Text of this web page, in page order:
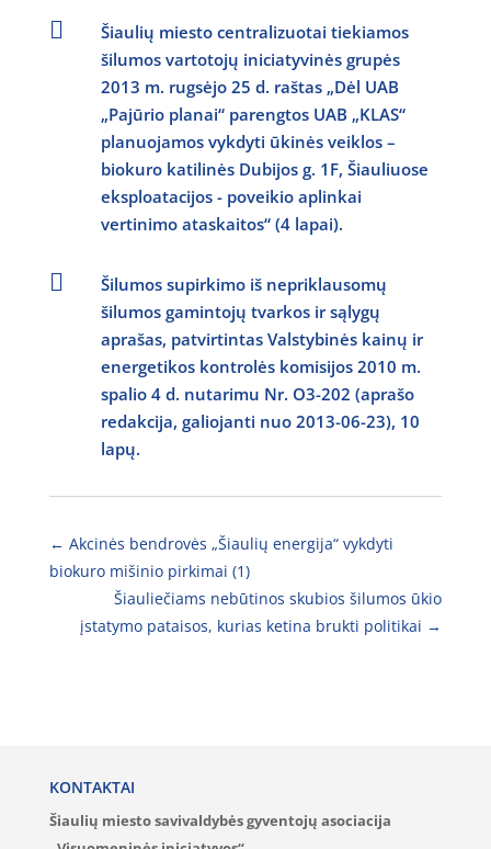

Šiaulių miesto centralizuotai tiekiamos
šilumos vartotojų iniciatyvinės grupės
2013 m. rugsėjo 25 d. raštas „Dėl UAB
„Pajūrio planai“ parengtos UAB „KLAS“
planuojamos vykdyti ūkinės veiklos –
biokuro katilinės Dubijos g. 1F, Šiauliuose
eksploatacijos - poveikio aplinkai
vertinimo ataskaitos“ (4 lapai).

Šilumos supirkimo iš nepriklausomų
šilumos gamintojų tvarkos ir sąlygų
aprašas, patvirtintas Valstybinės kainų ir
energetikos kontrolės komisijos 2010 m.
spalio 4 d. nutarimu Nr. O3-202 (aprašo
redakcija, galiojanti nuo 2013-06-23), 10
lapų.
← Akcinės bendrovės „Šiaulių energija“ vykdyti
biokuro mišinio pirkimai (1)
Šiauliečiams nebūtinos skubios šilumos ūkio
įstatymo pataisos, kurias ketina brukti politikai →
KONTAKTAI
Šiaulių miesto savivaldybės gyventojų asociacija